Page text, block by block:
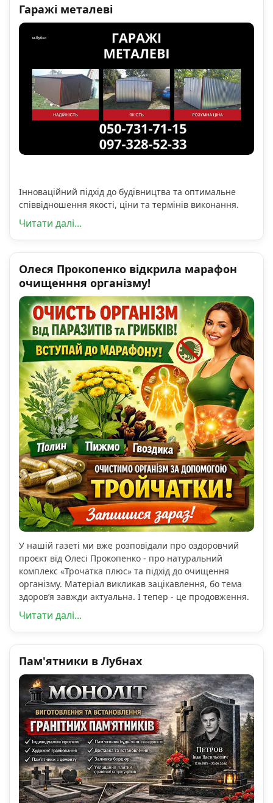
Гаражі металеві
Інноваційний підхід до будівництва та оптимальне
співвідношення якості, ціни та термінів виконання.
Читати далі...
Олеся Прокопенко відкрила марафон
очищенння організму!
У нашій газеті ми вже розповідали про оздоровчий
проєкт від Олесі Прокопенко - про натуральний
комплекс «Трочатка плюс» та підхід до очищення
організму. Матеріал викликав зацікавлення, бо тема
здоров’я завжди актуальна. І тепер - це продовження.
Читати далі...
Пам'ятники в Лубнах